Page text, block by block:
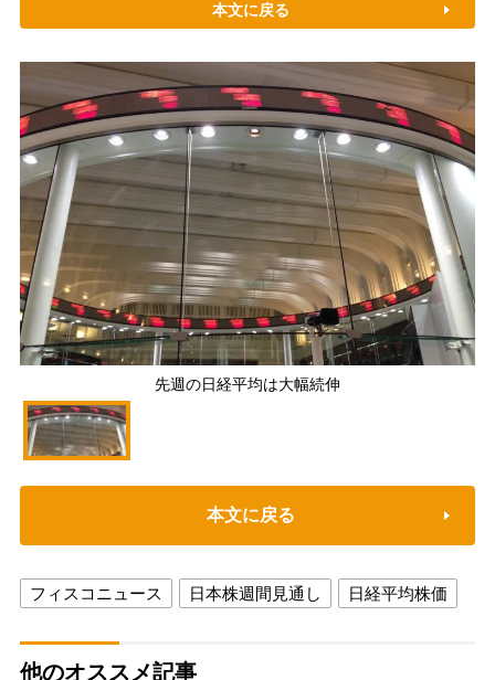
本文に戻る
先週の日経平均は大幅続伸
本文に戻る
フィスコニュース 日本株週間見通し 日経平均株価
他のオススメ記事